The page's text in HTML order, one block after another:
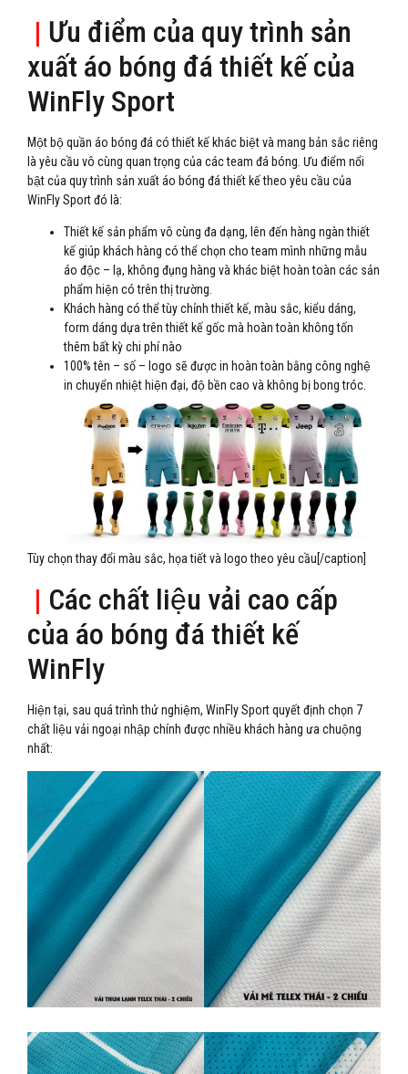
| Ưu điểm của quy trình sản
xuất áo bóng đá thiết kế của
WinFly Sport
Một bộ quần áo bóng đá có thiết kế khác biệt và mang bản sắc riêng
là yêu cầu vô cùng quan trọng của các team đá bóng. Ưu điểm nổi
bật của quy trình sản xuất áo bóng đá thiết kế theo yêu cầu của
WinFly Sport đó là:
Thiết kế sản phẩm vô cùng đa dạng, lên đến hàng ngàn thiết
kế giúp khách hàng có thể chọn cho team mình những mẫu
áo độc – lạ, không đụng hàng và khác biệt hoàn toàn các sản
phẩm hiện có trên thị trường.
Khách hàng có thể tùy chỉnh thiết kế, màu sắc, kiểu dáng,
form dáng dựa trên thiết kế gốc mà hoàn toàn không tốn
thêm bất kỳ chi phí nào
100% tên – số – logo sẽ được in hoàn toàn bằng công nghệ
in chuyển nhiệt hiện đại, độ bền cao và không bị bong tróc.
Tùy chọn thay đổi màu sắc, họa tiết và logo theo yêu cầu[/caption]
| Các chất liệu vải cao cấp
của áo bóng đá thiết kế
WinFly
Hiện tại, sau quá trình thử nghiệm, WinFly Sport quyết định chọn 7
chất liệu vải ngoại nhập chính được nhiều khách hàng ưa chuộng
nhất: